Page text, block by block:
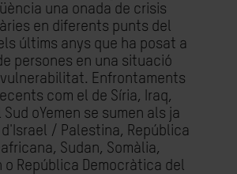
una onada de crisis
en diferents punts del
últims anys que ha posat a
persones en una situació
Enfrontaments
com el de Síria, Iraq,
Sud oYemen se sumen als ja
/ Palestina, República
Sudan, Somàlia,
o República Democràtica del